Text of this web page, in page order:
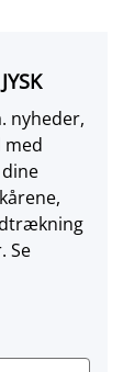
nyheder,
Se